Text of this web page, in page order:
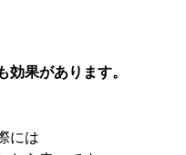
効果があります。
には